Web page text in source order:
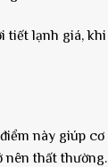
tiết lạnh giá, khi
này giúp cơ
nên thất thường.